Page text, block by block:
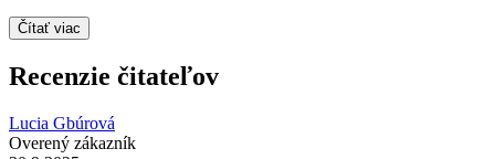
Čítať viac
Recenzie čitateľov
Lucia Gbúrová
Overený zákazník